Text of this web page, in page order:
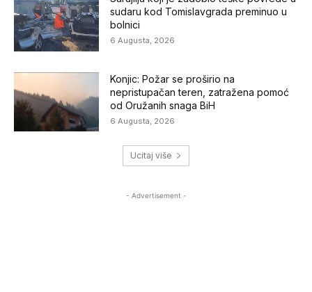
sudaru kod Tomislavgrada preminuo u
bolnici
6 Augusta, 2026
Konjic: Požar se proširio na
nepristupačan teren, zatražena pomoć
od Oružanih snaga BiH
6 Augusta, 2026
Ucitaj više
- Advertisement -